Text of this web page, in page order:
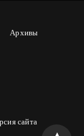
Архивы
сайта